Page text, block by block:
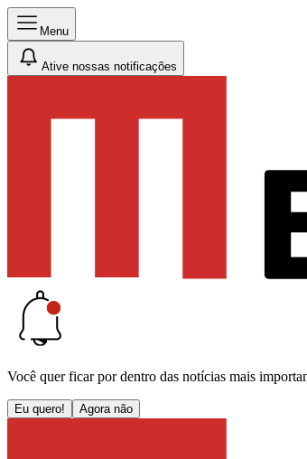
Menu
Ative nossas notificações
Você quer ficar por dentro das notícias mais
Eu quero! Agora não